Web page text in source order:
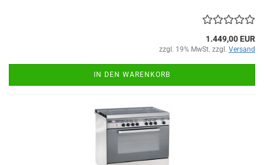
1.449,00 EUR
zzgl. 19% MwSt. zzgl. Versand
IN DEN WARENKORB